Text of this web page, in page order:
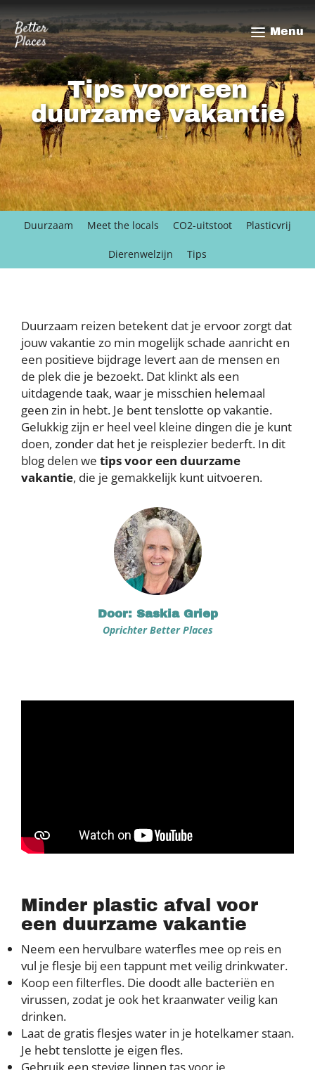
Overslaan
en
naar
de
inhoud
gaan
Tips voor een
duurzame vakantie
Menu
Duurzaam Meet the locals CO2-uitstoot Plasticvrij
Dierenwelzijn Tips
Duurzaam reizen betekent dat je ervoor zorgt dat
jouw vakantie zo min mogelijk schade aanricht en
een positieve bijdrage levert aan de mensen en
de plek die je bezoekt. Dat klinkt als een
uitdagende taak, waar je misschien helemaal
geen zin in hebt. Je bent tenslotte op vakantie.
Gelukkig zijn er heel veel kleine dingen die je kunt
doen, zonder dat het je reisplezier bederft. In dit
blog delen we tips voor een duurzame
vakantie, die je gemakkelijk kunt uitvoeren.
Door: Saskia Griep
Oprichter Better Places
Minder plastic afval voor
een duurzame vakantie
Neem een hervulbare waterfles mee op reis en
vul je flesje bij een tappunt met veilig drinkwater.
Koop een filterfles. Die doodt alle bacteriën en
virussen, zodat je ook het kraanwater veilig kan
drinken.
Laat de gratis flesjes water in je hotelkamer staan.
Je hebt tenslotte je eigen fles.